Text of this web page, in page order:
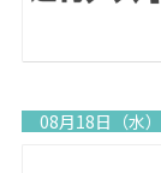
08月18日（水）